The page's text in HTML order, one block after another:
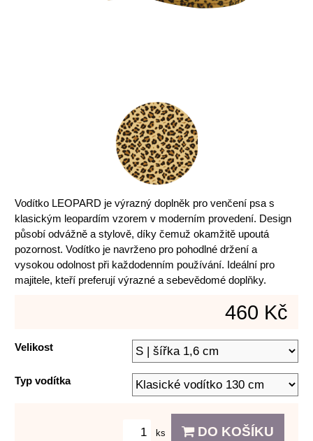
Vodítko LEOPARD je výrazný doplněk pro venčení psa s
klasickým leopardím vzorem v moderním provedení. Design
působí odvážně a stylově, díky čemuž okamžitě upoutá
pozornost. Vodítko je navrženo pro pohodlné držení a
vysokou odolnost při každodenním používání. Ideální pro
majitele, kteří preferují výrazné a sebevědomé doplňky.
460 Kč
Velikost
Typ vodítka
ks DO KOŠÍKU